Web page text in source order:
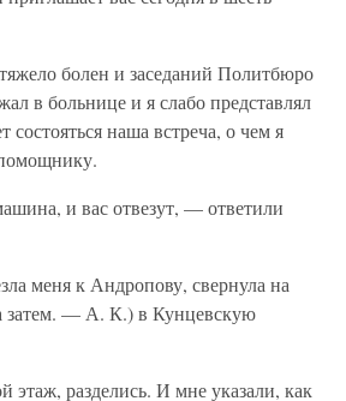
болен и заседаний Политбюро
в больнице и я слабо представлял
состояться наша встреча, о чем я
и вас отвезут, — ответили
меня к Андропову, свернула на
затем. — А. К.) в Кунцевскую
этаж, разделись. И мне указали, как